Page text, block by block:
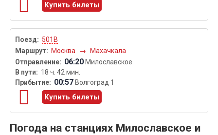
Купить билеты
501В
Москва
→ Махачкала
06:20 Милославское
18 ч. 42 мин.
00:57 Волгоград 1
Купить билеты
Погода на станциях Милославское и